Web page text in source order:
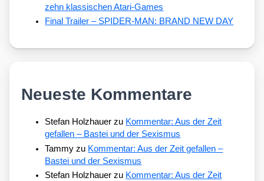
zehn klassischen Atari-Games
Final Trailer – SPIDER-MAN: BRAND NEW DAY
Neueste Kommentare
Stefan Holzhauer zu Kommentar: Aus der Zeit
gefallen – Bastei und der Sexismus
Tammy zu Kommentar: Aus der Zeit gefallen –
Bastei und der Sexismus
Stefan Holzhauer zu Kommentar: Aus der Zeit